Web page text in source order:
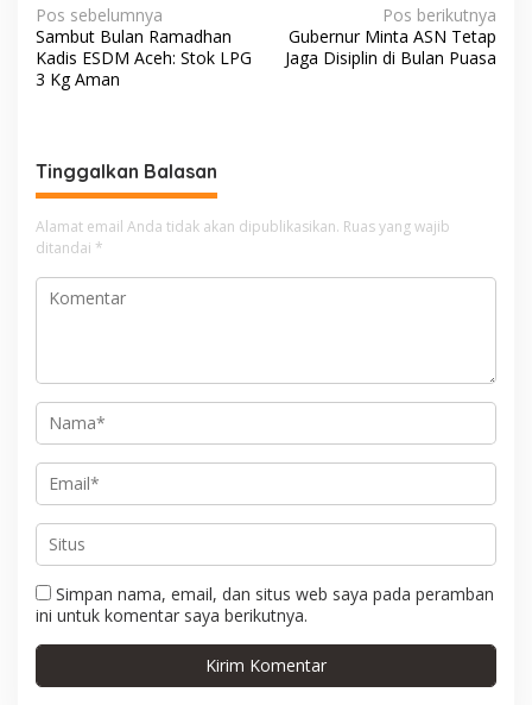
N
a
v
g
a
s
i
p
Pos sebelumnya
Sambut Bulan Ramadhan
Kadis ESDM Aceh: Stok LPG
3 Kg Aman
Pos berikutnya
Gubernur Minta ASN Tetap
Jaga Disiplin di Bulan Puasa
Tinggalkan Balasan
Alamat email Anda tidak akan dipublikasikan. Ruas yang wajib
ditandai *
Simpan nama, email, dan situs web saya pada peramban
ini untuk komentar saya berikutnya.